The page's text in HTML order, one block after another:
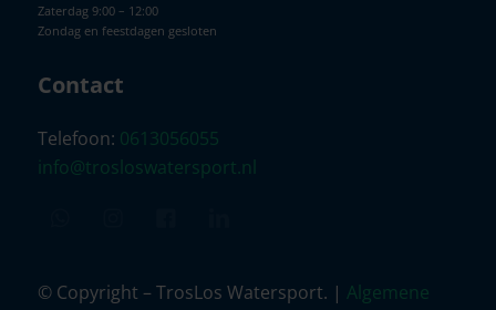
Zaterdag 9:00 – 12:00
Zondag en feestdagen gesloten
Contact
Telefoon: 0613056055
info@trosloswatersport.nl
© Copyright – TrosLos Watersport. | Algemene